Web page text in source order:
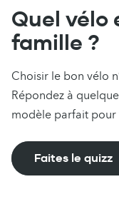
Quel vélo
famille ?
Choisir le bon vélo
Répondez à
modèle parfait pour
Faites le quizz